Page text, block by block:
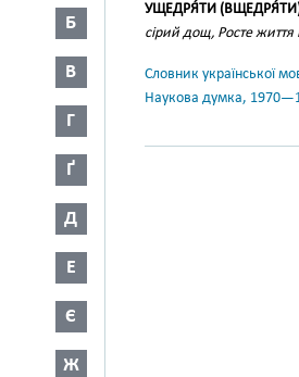
Б
В
Г
Ґ
Д
Е
Є
Ж
УЩЕДРЯ́ТИ
сірий дощ, Росте життя
Словник української
Наукова думка,